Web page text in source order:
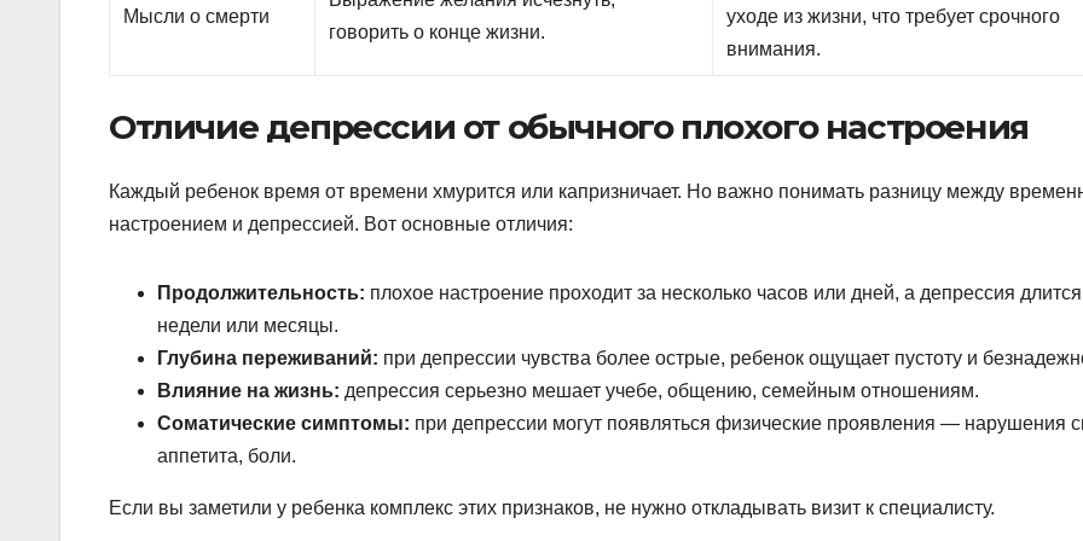
Мысли о смерти
говорить о конце жизни.
уходе из жизни, что требует срочного
внимания.
Отличие депрессии от обычного плохого настроения
Каждый ребенок время от времени хмурится или капризничает. Но важно понимать разницу между
настроением и депрессией. Вот основные отличия:
Продолжительность: плохое настроение проходит за несколько часов или дней, а депрессия длится
недели или месяцы.
Глубина переживаний: при депрессии чувства более острые, ребенок ощущает пустоту и
Влияние на жизнь: депрессия серьезно мешает учебе, общению, семейным отношениям.
Соматические симптомы: при депрессии могут появляться физические проявления — нарушения
аппетита, боли.
Если вы заметили у ребенка комплекс этих признаков, не нужно откладывать визит к специалисту.